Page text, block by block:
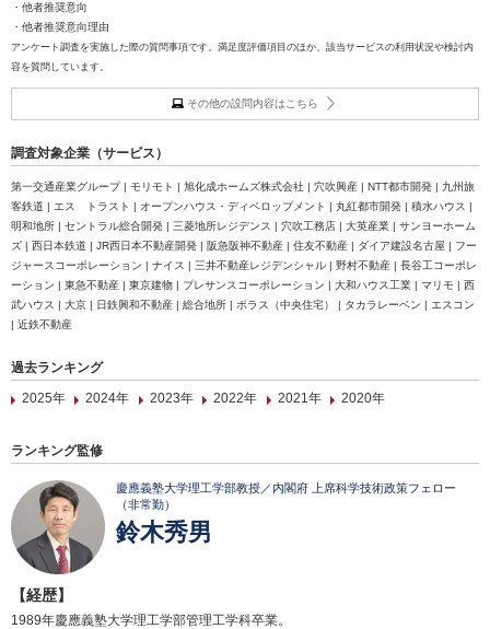
・他者推奨意向
・他者推奨意向理由
アンケート調査を実施した際の質問事項です。満足度評価項目のほか、該当サービスの利用状況や検討内
容を質問しています。
その他の設問内容はこちら
調査対象企業（サービス）
第一交通産業グループ | モリモト | 旭化成ホームズ株式会社 | 穴吹興産 | NTT都市開発 | 九州旅
客鉄道 | エス トラスト | オープンハウス・ディベロップメント | 丸紅都市開発 | 積水ハウス |
明和地所 | セントラル総合開発 | 三菱地所レジデンス | 穴吹工務店 | 大英産業 | サンヨーホーム
ズ | 西日本鉄道 | JR西日本不動産開発 | 阪急阪神不動産 | 住友不動産 | ダイア建設名古屋 | フー
ジャースコーポレーション | ナイス | 三井不動産レジデンシャル | 野村不動産 | 長谷工コーポレ
ーション | 東急不動産 | 東京建物 | プレサンスコーポレーション | 大和ハウス工業 | マリモ | 西
武ハウス | 大京 | 日鉄興和不動産 | 総合地所 | ポラス（中央住宅） | タカラレーベン | エスコン
| 近鉄不動産
過去ランキング
2025年
2024年 2023年 2022年 2021年 2020年
ランキング監修
慶應義塾大学理工学部教授／内閣府 上席科学技術政策フェロー
（非常勤）
鈴木秀男
【経歴】
1989年慶應義塾大学理工学部管理工学科卒業。